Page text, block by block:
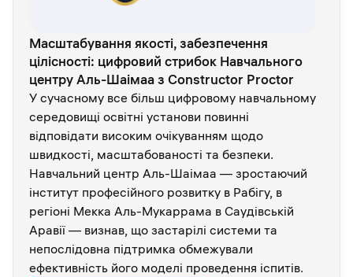
Масштабування якості, забезпечення
цілісності: цифровий стрибок Навчального
центру Аль-Шаімаа з Constructor Proctor
У сучасному все більш цифровому навчальному
середовищі освітні установи повинні
відповідати високим очікуванням щодо
швидкості, масштабованості та безпеки.
Навчальний центр Аль-Шаімаа — зростаючий
інститут професійного розвитку в Рабігу, в
регіоні Мекка Аль-Мукаррама в Саудівській
Аравії — визнав, що застарілі системи та
непослідовна підтримка обмежували
ефективність його моделі проведення іспитів.